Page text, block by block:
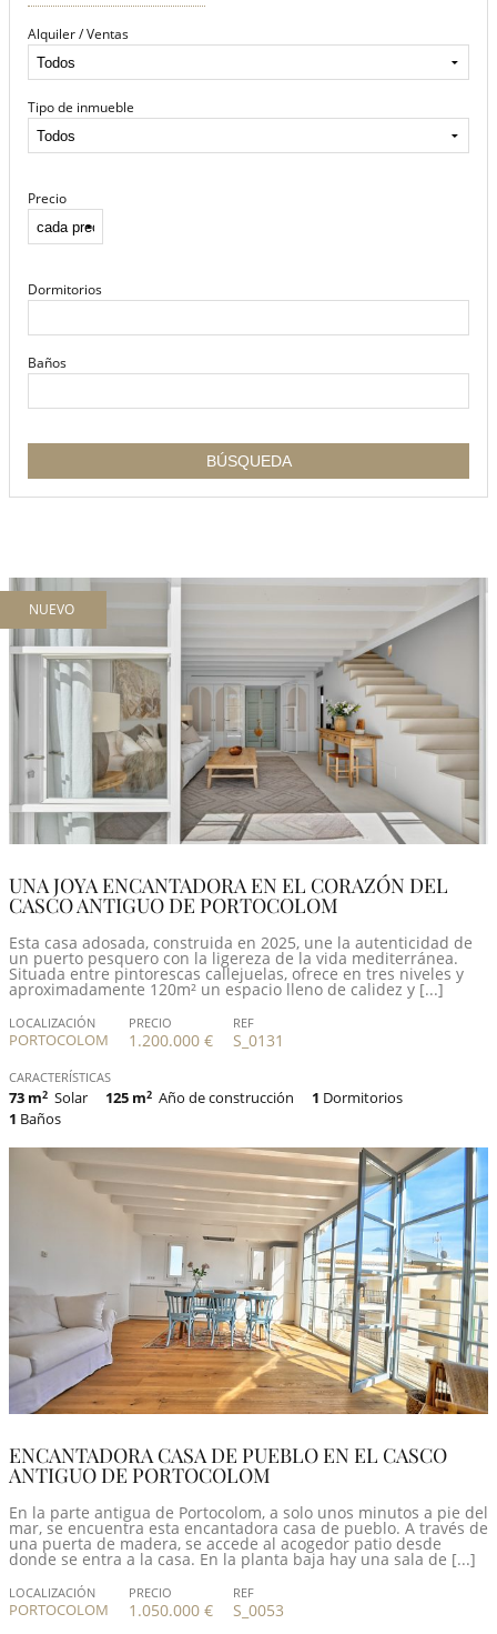
Alquiler / Ventas
Tipo de inmueble
Precio
Dormitorios
Baños
NUEVO
UNA JOYA ENCANTADORA EN EL CORAZÓN DEL
CASCO ANTIGUO DE PORTOCOLOM
Esta casa adosada, construida en 2025, une la autenticidad de
un puerto pesquero con la ligereza de la vida mediterránea.
Situada entre pintorescas callejuelas, ofrece en tres niveles y
aproximadamente 120m² un espacio lleno de calidez y [...]
LOCALIZACIÓN
PORTOCOLOM
PRECIO
1.200.000 €
REF
S_0131
CARACTERÍSTICAS
73 m2 Solar 125 m2 Año de construcción 1 Dormitorios
1 Baños
ENCANTADORA CASA DE PUEBLO EN EL CASCO
ANTIGUO DE PORTOCOLOM
En la parte antigua de Portocolom, a solo unos minutos a pie del
mar, se encuentra esta encantadora casa de pueblo. A través de
una puerta de madera, se accede al acogedor patio desde
donde se entra a la casa. En la planta baja hay una sala de [...]
LOCALIZACIÓN
PORTOCOLOM
PRECIO
1.050.000 €
REF
S_0053